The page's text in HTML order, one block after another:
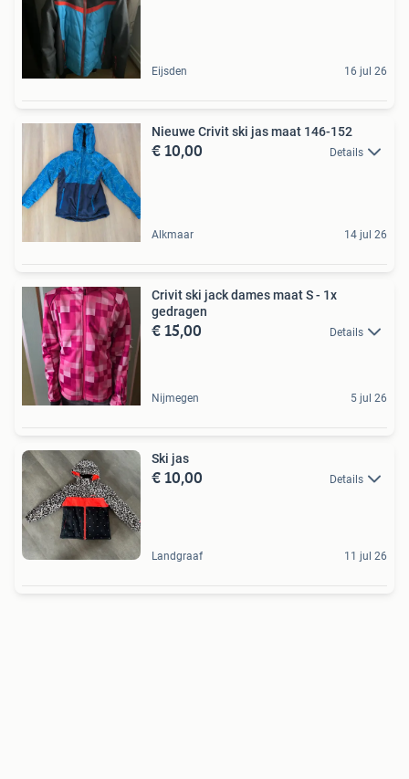
Eijsden 16 jul 26
Nieuwe Crivit ski jas maat 146-152
€ 10,00 Details
Alkmaar 14 jul 26
Crivit ski jack dames maat S - 1x
gedragen
€ 15,00 Details
Nijmegen 5 jul 26
Ski jas
€ 10,00 Details
Landgraaf 11 jul 26